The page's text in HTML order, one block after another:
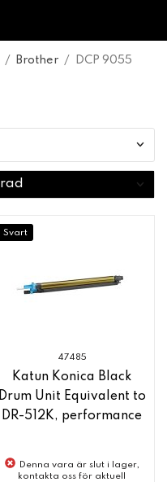
/ Brother / DCP 9055
Svart
47485
Katun Konica Black
Drum Unit Equivalent to
DR-512K, performance
Denna vara är slut i lager,
kontakta oss för aktuell